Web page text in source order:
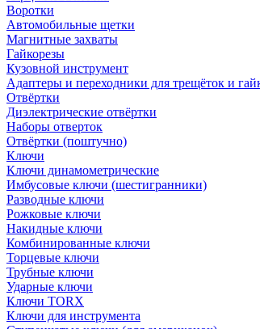
Воротки
Автомобильные щетки
Магнитные захваты
Гайкорезы
Кузовной инструмент
Адаптеры и переходники для трещёток и
Отвёртки
Диэлектрические отвёртки
Наборы отверток
Отвёртки (поштучно)
Ключи
Ключи динамометрические
Имбусовые ключи (шестигранники)
Разводные ключи
Рожковые ключи
Накидные ключи
Комбинированные ключи
Торцевые ключи
Трубные ключи
Ударные ключи
Ключи TORX
Ключи для инструмента